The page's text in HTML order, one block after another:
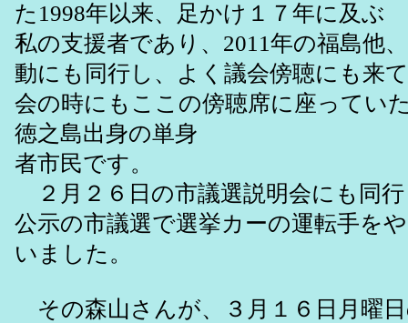
た1998年以来、足かけ１７年に及ぶ
私の支援者であり、2011年の福島他
動にも同行し、よく議会傍聴にも来
会の時にもここの傍聴席に座ってい
徳之島出身の単身
者市民です。
２月２６日の市議選説明会にも同
公示の市議選で選挙カーの運転手を
いました。
その森山さんが、３月１６日月曜